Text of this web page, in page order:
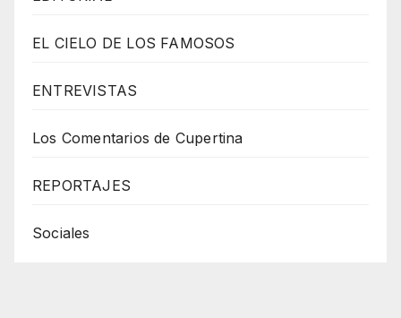
EL CIELO DE LOS FAMOSOS
ENTREVISTAS
Los Comentarios de Cupertina
REPORTAJES
Sociales